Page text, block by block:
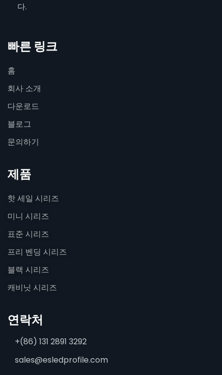
다.
빠른 링크
홈
회사 소개
다운로드
블로그
문의하기
제품
핫 세일 시리즈
미니 시리즈
표준 시리즈
프리 벤딩 시리즈
블랙 시리즈
캐비닛 시리즈
연락처
+(86) 131 2891 3292
sales@esledprofile.com